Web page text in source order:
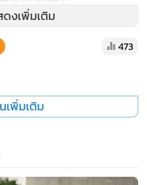
เสือเหลือง ที่ระบุว่า มาเลเซีย
ด้เริ่มทำการตรวจเช็คอุณหภูมิ
แล้ว
ดงเพิ่มเติม
473
เพิ่มเติม